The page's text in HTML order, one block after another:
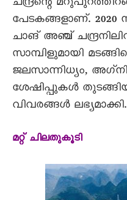
ചന്ദ്രന്റെ
പേടകങ്ങളാണ്‌. 2020
ചാങ്‌ അഞ്ച്‌
സാമ്പിളുമായി
ജലസാന്നിധ്യം,
ശേഷിപ്പുകൾ
വിവരങ്ങൾ ലഭ്യമാക്കി.
മറ്റ്‌ ചിലതുകൂടി